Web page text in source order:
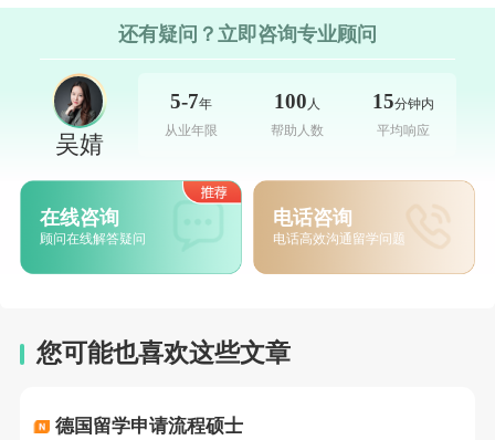
核心目标。该类专业适合本科为工科背景，数学、物理
基础扎实，追求技术深耕与产业对接的申请者。
热门细分方向中，水利工程依托荷兰三角洲治理经
验，聚焦海岸工程、防洪系统、水资源管理，与荷兰水
务局等机构合作紧密;电子工程侧重半导体、人工智能硬
件方向，对接ASML、飞利浦等科技企业的研发需求;机
院校选择上，代尔夫特理工大学
全球;埃因霍温理工大学侧重电子与计算机工程，与当地
还有疑问？立即咨询专业顾问
吴婧
5-7年
从业年限
100 人
帮助人数
15分钟内
平均响应
在线咨询
顾问在线解答疑问
电话咨询
电话高效沟通留学问题
您可能也喜欢这些文章
德国留学申请流程硕士